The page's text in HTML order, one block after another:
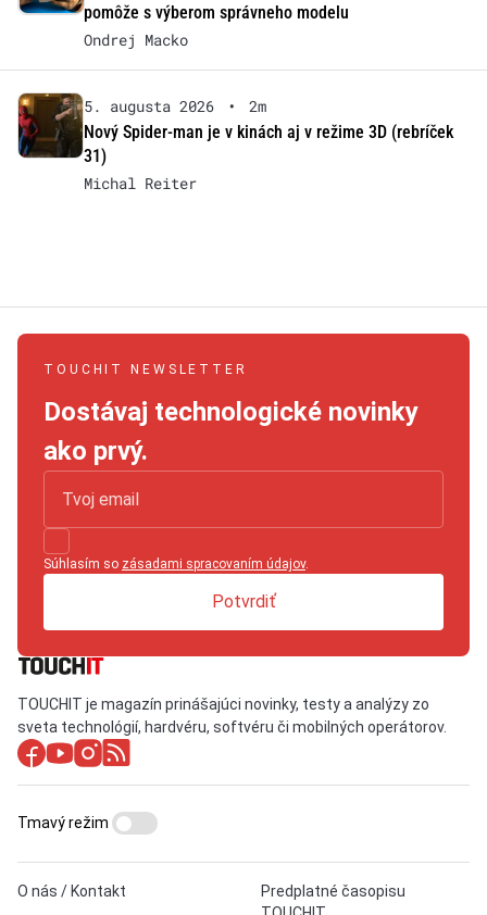
pomôže s výberom správneho modelu
Ondrej Macko
5. augusta 2026 •
2m
Nový Spider-man je v kinách aj v režime 3D (rebríček
31)
Michal Reiter
TOUCHIT NEWSLETTER
Dostávaj technologické novinky
ako prvý.
Súhlasím so zásadami spracovaním údajov.
Potvrdiť
TOUCHIT je magazín prinášajúci novinky, testy a analýzy zo
sveta technológií, hardvéru, softvéru či mobilných operátorov.
O nás / Kontakt
Predplatné časopisu
Tmavý režim